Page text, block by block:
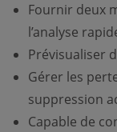
Fournir deux
l’analyse
Prévisualiser
Gérer les
suppression
Capable de